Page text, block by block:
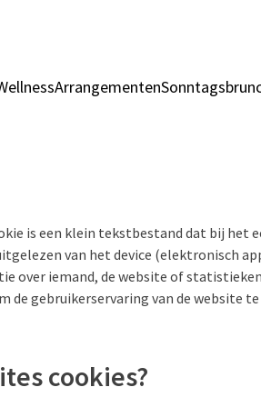
Arrangementen
is een klein tekstbestand dat bij het
van het device (elektronisch
over iemand, de website of
de gebruikerservaring van de website
cookies?